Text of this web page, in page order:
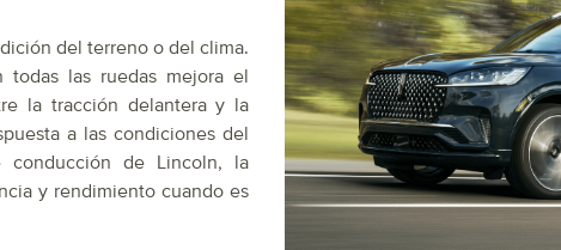
del terreno o del clima.
las ruedas mejora el
la tracción delantera y la
a las condiciones del
conducción de Lincoln, la
y rendimiento cuando es